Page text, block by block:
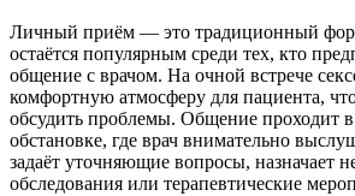
Личный приём — это традиционный
остаётся популярным среди тех, кто
общение с врачом. На очной встрече
комфортную атмосферу для пациента,
обсудить проблемы. Общение проходит
обстановке, где врач внимательно
задаёт уточняющие вопросы, назначает
обследования или терапевтические